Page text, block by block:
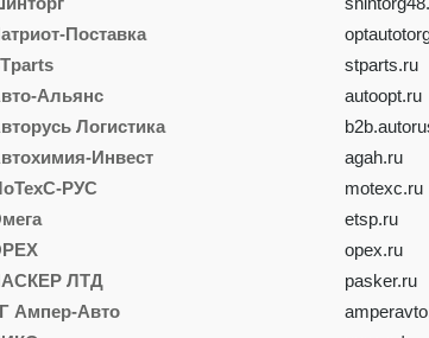
Поставка
stparts.ru
Альянс
autoopt.ru
Логистика
Инвест
agah.ru
РУС
motexc.ru
etsp.ru
opex.ru
ЛТД
pasker.ru
Ампер-Авто